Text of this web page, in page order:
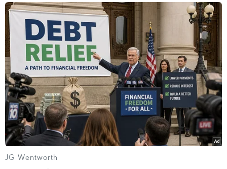
thuận ngừng bắn.
Trong bài đăng trên mạng xã hội Truth Social,
ông Trump cho biết đã có cuộc điện đàm với
Thủ tướng Hun Manet và đã thông báo cho nhà
lãnh đạo Campuchia về kết quả cuộc điện đàm
trước đó giữa ông và quyền Thủ tướng Thái Lan
Phumtham Wechayachai.
Ông Trump viết: "Cả hai bên đều mong muốn
sớm đạt được một thỏa thuận ngừng bắn và lập
lại hòa bình.”
JG Wentworth